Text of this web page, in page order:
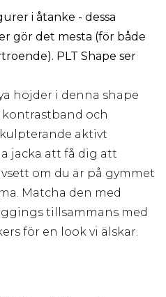
i åtanke - dessa
gör det mesta (för både
PLT Shape ser
höjder i denna shape
kontrastband och
aktivt
jacka att få dig att
om du är på gymmet
Matcha den med
tillsammans med
för en look vi älskar.